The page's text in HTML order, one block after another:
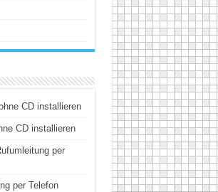
CD installieren
CD installieren
per
per Telefon